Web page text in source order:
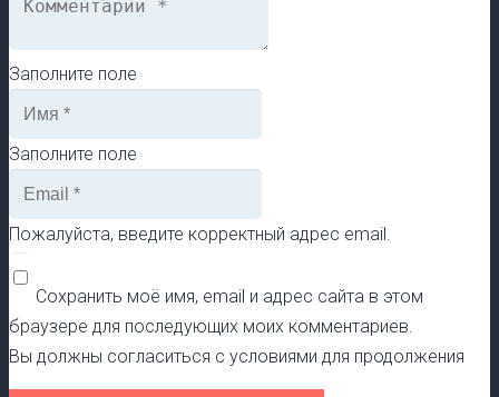
Заполните поле
Заполните поле
Пожалуйста, введите корректный адрес email.
Сохранить моё имя, email и адрес сайта в этом
браузере для последующих моих комментариев.
Вы должны согласиться с условиями для продолжения